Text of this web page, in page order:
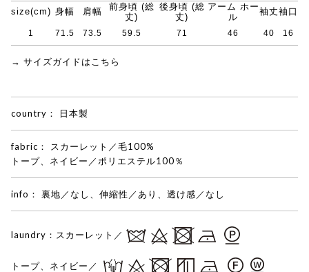
size(cm) 身幅 肩幅
前身頃 (総
丈)
後身頃 (総
丈)
アーム ホー
ル
袖丈袖口
1 71.5 73.5 59.5 71 46 40 16
→ サイズガイドはこちら
country： 日本製
fabric：
スカーレット／毛100%
トープ、ネイビー／ポリエステル100％
info： 裏地／なし、伸縮性／あり、透け感／なし
laundry： スカーレット／
トープ、ネイビー／